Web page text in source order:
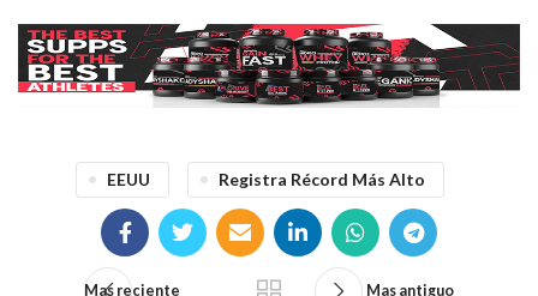
EEUU Registra Récord Más Alto
Mas reciente Mas antiguo